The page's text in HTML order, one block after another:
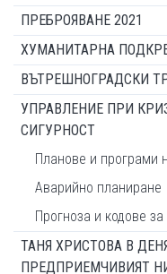
ПРЕБРОЯВАНЕ 2021
ХУМАНИТАРНА
ВЪТРЕШНОГРАДСКИ
УПРАВЛЕНИЕ ПРИ
СИГУРНОСТ
Планове и програми
Аварийно планиране
Прогноза и кодове
ТАНЯ ХРИСТОВА В
ПРЕДПРИЕМЧИВИЯТ